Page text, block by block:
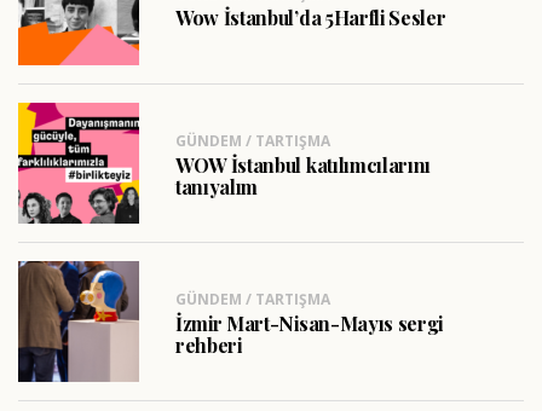
Wow İstanbul’da 5Harfli Sesler
GÜNDEM / TARTIŞMA
WOW İstanbul katılımcılarını
tanıyalım
GÜNDEM / TARTIŞMA
İzmir Mart-Nisan-Mayıs sergi
rehberi